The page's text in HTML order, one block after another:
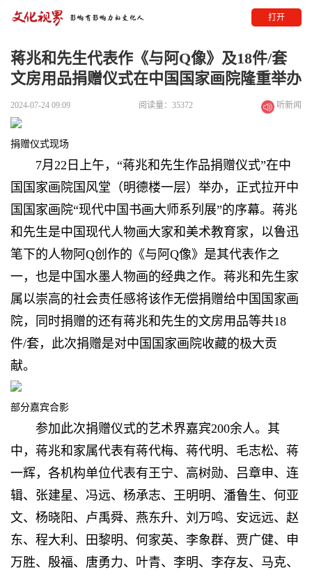
打开
蒋兆和先生代表作《与阿Q像》及18件/套
文房用品捐赠仪式在中国国家画院隆重举办
2024-07-24 09:09 阅读量：35372 听新闻
捐赠仪式现场
7月22日上午，“蒋兆和先生作品捐赠仪式”在中
国国家画院国风堂（明德楼一层）举办，正式拉开中
国国家画院“现代中国书画大师系列展”的序幕。蒋兆
和先生是中国现代人物画大家和美术教育家，以鲁迅
笔下的人物阿Q创作的《与阿Q像》是其代表作之
一，也是中国水墨人物画的经典之作。蒋兆和先生家
属以崇高的社会责任感将该作无偿捐赠给中国国家画
院，同时捐赠的还有蒋兆和先生的文房用品等共18
件/套，此次捐赠是对中国国家画院收藏的极大贡
献。
部分嘉宾合影
参加此次捐赠仪式的艺术界嘉宾200余人。其
中，蒋兆和家属代表有蒋代梅、蒋代明、毛志松、蒋
一辉，各机构单位代表有王宁、高树勋、吕章申、连
辑、张建星、冯远、杨承志、王明明、潘鲁生、何亚
文、杨晓阳、卢禹舜、燕东升、刘万鸣、安远远、赵
东、程大利、田黎明、何家英、李象群、贾广健、申
万胜、殷福、唐勇力、叶青、李明、李存友、马克、